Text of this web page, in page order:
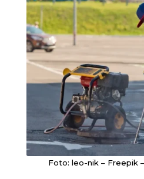
Foto: leo-nik – Freepik